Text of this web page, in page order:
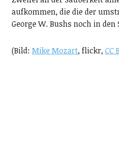
aufkommen, die die der
George W. Bushs noch in
(Bild: Mike Mozart, flickr, CC